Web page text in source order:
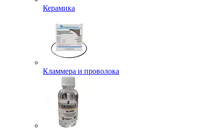
Керамика
Кламмера и проволока